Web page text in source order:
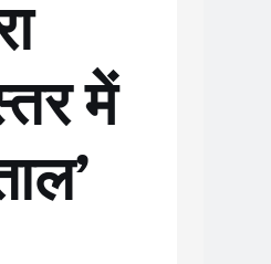
में